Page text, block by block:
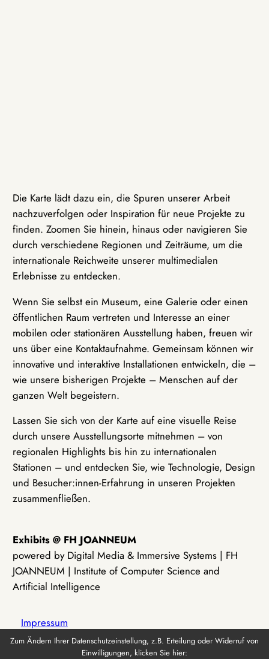
Die Karte lädt dazu ein, die Spuren unserer Arbeit
nachzuverfolgen oder Inspiration für neue Projekte zu
finden. Zoomen Sie hinein, hinaus oder navigieren Sie
durch verschiedene Regionen und Zeiträume, um die
internationale Reichweite unserer multimedialen
Erlebnisse zu entdecken.
Wenn Sie selbst ein Museum, eine Galerie oder einen
öffentlichen Raum vertreten und Interesse an einer
mobilen oder stationären Ausstellung haben, freuen wir
uns über eine Kontaktaufnahme. Gemeinsam können wir
innovative und interaktive Installationen entwickeln, die –
wie unsere bisherigen Projekte – Menschen auf der
ganzen Welt begeistern.
Lassen Sie sich von der Karte auf eine visuelle Reise
durch unsere Ausstellungsorte mitnehmen – von
regionalen Highlights bis hin zu internationalen
Stationen – und entdecken Sie, wie Technologie, Design
und Besucher:innen-Erfahrung in unseren Projekten
zusammenfließen.
Exhibits @ FH JOANNEUM
powered by Digital Media & Immersive Systems | FH
JOANNEUM | Institute of Computer Science and
Artificial Intelligence
Impressum
Zum Ändern Ihrer Datenschutzeinstellung, z.B. Erteilung oder Widerruf von
Einwilligungen, klicken Sie hier: